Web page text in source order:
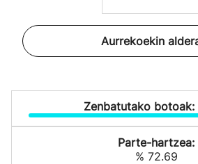
Aurrekoekin
Zenbatutako botoak:
Parte-hartzea:
% 72.69